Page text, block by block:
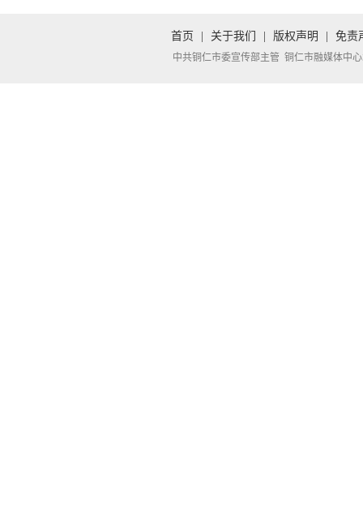
首页 关于我们 版权声明 免责
中共铜仁市委宣传部主管 铜仁市融媒体中心